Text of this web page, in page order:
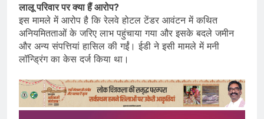
लालू परिवार पर क्या हैं आरोप?
इस मामले में आरोप है कि रेलवे होटल टेंडर आवंटन में कथित
अनियमितताओं के जरिए लाभ पहुंचाया गया और इसके बदले जमीन
और अन्य संपत्तियां हासिल की गईं। ईडी ने इसी मामले में मनी
लॉन्ड्रिंग का केस दर्ज किया था।